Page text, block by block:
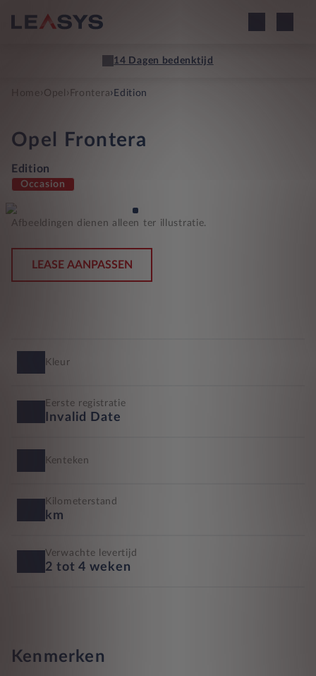
14 Dagen bedenktijd
Home Opel › Frontera› Edition
Opel Frontera
Edition
Occasion
Afbeeldingen dienen alleen ter illustratie.
LEASE AANPASSEN
Kleur
Eerste registratie
Invalid Date
Kenteken
Kilometerstand
km
Verwachte levertijd
2 tot 4 weken
Kenmerken